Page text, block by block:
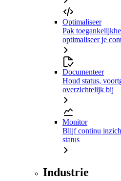
Optimaliseer
Pak
optimaliseer je
Documenteer
Houd status,
overzichtelijk bij
Monitor
Blijf continu
status
Industrie